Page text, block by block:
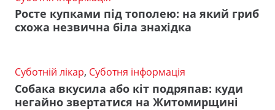
Росте купками під тополею: на який гриб
схожа незвична біла знахідка
Суботній лікар, Суботня інформація
Собака вкусила або кіт подряпав: куди
негайно звертатися на Житомирщині